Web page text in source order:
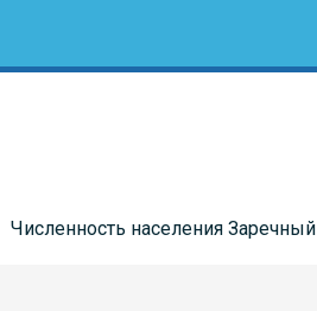
Численность населения Заречный